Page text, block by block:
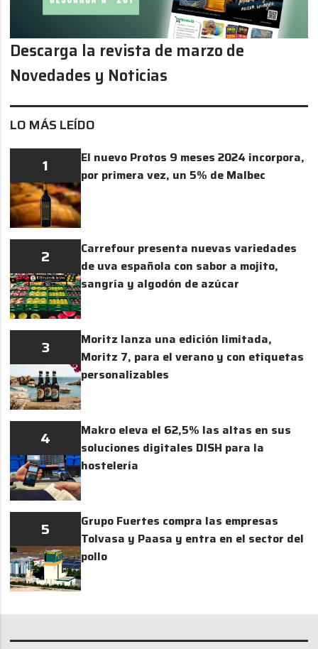
LO MÁS LEÍDO
1
El nuevo Protos 9 meses 2024 incorpora,
por primera vez, un 5% de Malbec
2
Carrefour presenta nuevas variedades
de uva española con sabor a mojito,
sangría y algodón de azúcar
3
Moritz lanza una edición limitada,
Moritz 7, para el verano y con etiquetas
personalizables
4
Makro eleva el 62,5% las altas en sus
soluciones digitales DISH para la
hostelería
5
Grupo Fuertes compra las empresas
Tolvasa y Paasa y entra en el sector del
pollo
Descarga la revista de marzo de
Novedades y Noticias